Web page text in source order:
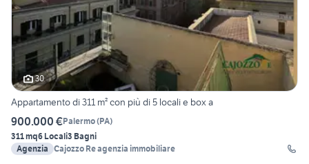
30
Appartamento di 311 m² con più di 5 locali e box a
900.000 €Palermo(PA)
311 mq6 Locali3 Bagni
Agenzia Cajozzo Re agenzia immobiliare